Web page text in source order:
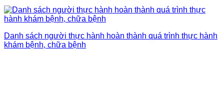
Danh sách người thực hành hoàn thành quá trình thực hành
khám bệnh, chữa bệnh